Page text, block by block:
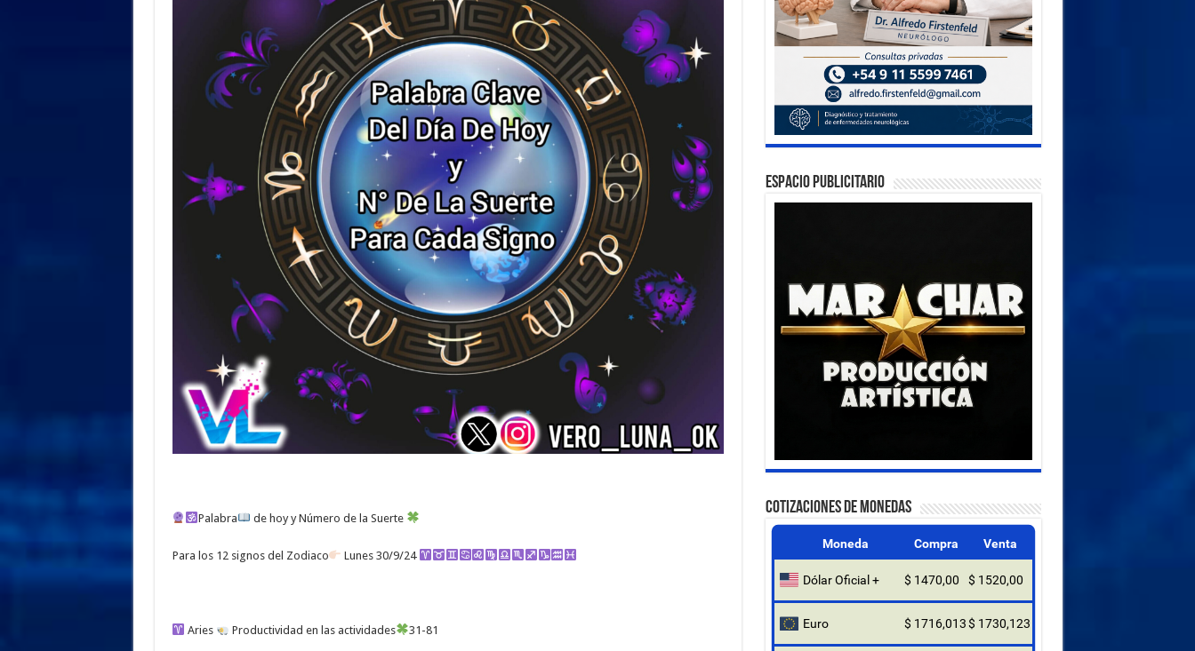
Palabra de hoy y Número de la Suerte
Para los 12 signos del Zodiaco Lunes 30/9/24
Aries Productividad en las actividades 31-81
ESPACIO PUBLICITARIO
COTIZACIONES DE MONEDAS
Moneda Compra Venta
Dólar Oficial + $ 1470,00 $ 1520,00
Euro $ 1716,013$ 1730,123